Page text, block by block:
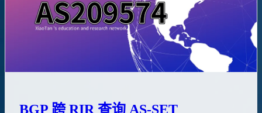
BGP 跨 RIR 查询 AS-SET